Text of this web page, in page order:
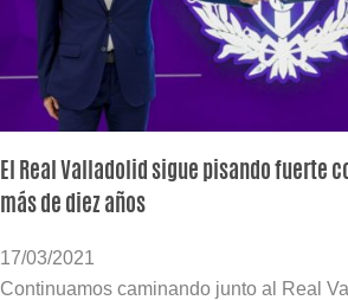
El Real Valladolid sigue pisando fuerte
más de diez años
17/03/2021
Continuamos caminando junto al Real